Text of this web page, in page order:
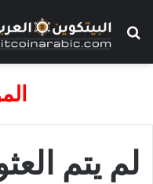
بحث عن
لم يتم